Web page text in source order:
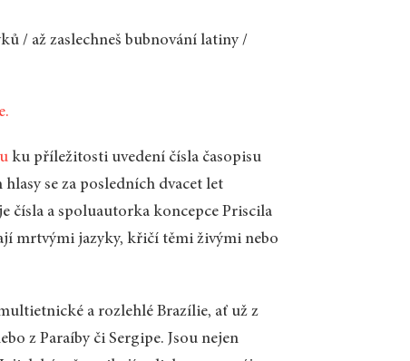
/ až zaslechneš bubnování latiny /
ku příležitosti uvedení čísla časopisu
se za posledních dvacet let
čísla a spoluautorka koncepce Priscila
mrtvými jazyky, křičí těmi živými nebo
a rozlehlé Brazílie, ať už z
z Paraíby či Sergipe. Jsou nejen